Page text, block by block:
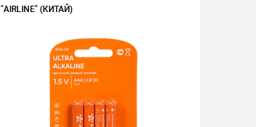
"AIRLINE" (КИТАЙ)